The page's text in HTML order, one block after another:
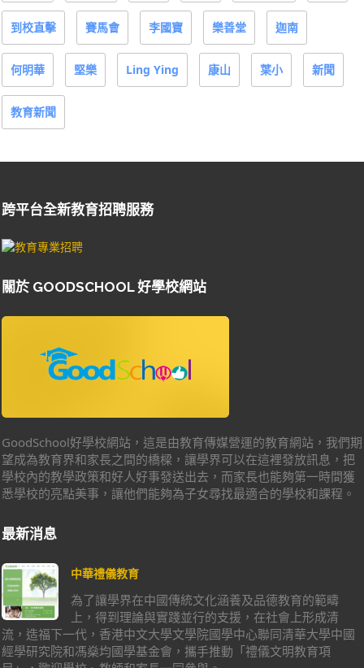
到校直擊 賽馬會 李國寶 樂善堂 迦南
何明華 堅樂 Ling Ying 康山 葉小 新聞
教育新聞
跨平台全新教育招聘服務
關於 GOODSCHOOL 好學校網站
GoodSchool好學校網站，這是由教育傳媒營運的教育網站，我們期
望成為教育界和家長之間的橋樑，讓學界可以在這裡發放訊息，把
學校內的教學政策和好人好事發送出去，而家長也能夠第一時間獲
悉學校的亮點美事，讓他們能夠為子女尋找最適合的學校和課程。
最新消息
中華禮儀教育
為了讓學界在中國傳統文化涵養及品德教育的範疇
上，得到理論與實踐並行的支援，在社會上形成清
流，造福下一代，香港中文大學文學院國學中心聯同清華大學中國
經學研究院和馮燊均國學基金會，攜手推動「禮儀文明教育項